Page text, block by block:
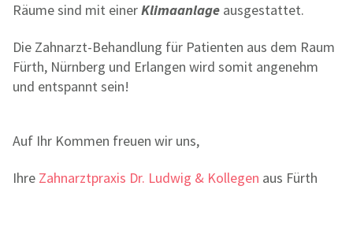
Räume sind mit einerKlimaanlage ausgestattet.
Die Zahnarzt-Behandlung für Patienten aus dem Raum
Fürth, Nürnberg und Erlangen wird somit angenehm
und entspannt sein!
Auf Ihr Kommen freuen wir uns,
Ihre Zahnarztpraxis Dr. Ludwig & Kollegen aus Fürth